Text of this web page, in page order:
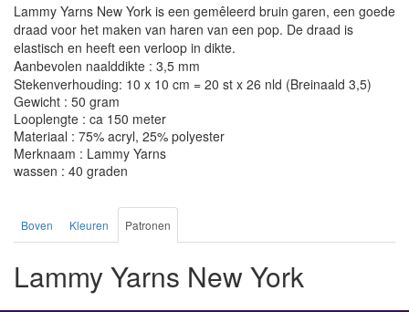
Lammy Yarns New York is een gemêleerd bruin garen, een goede
draad voor het maken van haren van een pop. De draad is
elastisch en heeft een verloop in dikte.
Aanbevolen naalddikte : 3,5 mm
Stekenverhouding: 10 x 10 cm = 20 st x 26 nld (Breinaald 3,5)
Gewicht : 50 gram
Looplengte : ca 150 meter
Materiaal : 75% acryl, 25% polyester
Merknaam : Lammy Yarns
wassen : 40 graden
Boven Kleuren Patronen
Lammy Yarns New York